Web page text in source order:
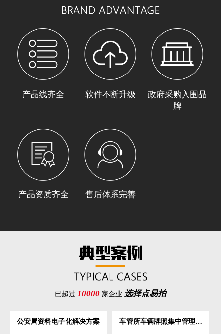
产品线齐全 软件不断升级
政府采购入围品
牌
产品资质齐全 售后体系完善
已超过 10000 家企业 选择点易拍
公安局资料电子化解决方案
车管所车辆牌照集中管理解